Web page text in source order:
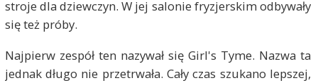
stroje dla dziewczyn. W jej salonie fryzjerskim odbywały
się też próby.
Najpierw zespół ten nazywał się Girl's Tyme. Nazwa ta
jednak długo nie przetrwała. Cały czas szukano lepszej,